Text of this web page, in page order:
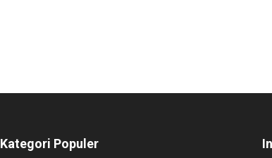
Kategori Populer